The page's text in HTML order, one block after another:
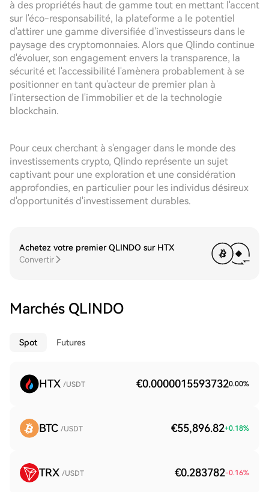
à des propriétés haut de gamme tout en mettant l'accent
sur l'éco-responsabilité, la plateforme a le potentiel
d'attirer une gamme diversifiée d'investisseurs dans le
paysage des cryptomonnaies. Alors que Qlindo continue
d'évoluer, son engagement envers la transparence, la
sécurité et l'accessibilité l'amènera probablement à se
positionner en tant qu'acteur de premier plan à
l'intersection de l'immobilier et de la technologie
blockchain.
Pour ceux cherchant à s'engager dans le monde des
investissements crypto, Qlindo représente un sujet
captivant pour une exploration et une considération
approfondies, en particulier pour les individus désireux
d'opportunités d'investissement durables.
Achetez votre premier QLINDO sur HTX
Convertir
Marchés QLINDO
Spot Futures
HTX /USDT €0.00000155937320.00%
BTC /USDT €55,896.82+0.18%
TRX /USDT €0.283782-0.16%